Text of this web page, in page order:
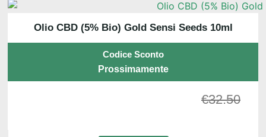
Olio CBD (5% Bio) Gold Sensi Seeds 10ml
Codice Sconto
Prossimamente
€32.50